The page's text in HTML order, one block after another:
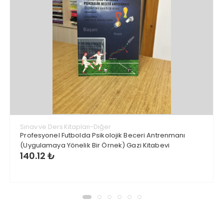
Sınav ve Ders Kitapları-Diğer
Profesyonel Futbolda Psikolojik Beceri Antrenmanı
(Uygulamaya Yönelik Bir Örnek) Gazi Kitabevi
140.12 ₺